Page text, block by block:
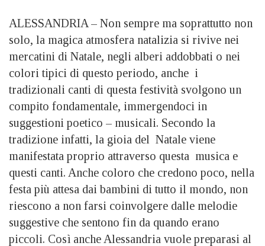
ALESSANDRIA – Non sempre ma soprattutto non
solo, la magica atmosfera natalizia si rivive nei
mercatini di Natale, negli alberi addobbati o nei
colori tipici di questo periodo, anche i
tradizionali canti di questa festività svolgono un
compito fondamentale, immergendoci in
suggestioni poetico – musicali. Secondo la
tradizione infatti, la gioia del Natale viene
manifestata proprio attraverso questa musica e
questi canti. Anche coloro che credono poco, nella
festa più attesa dai bambini di tutto il mondo, non
riescono a non farsi coinvolgere dalle melodie
suggestive che sentono fin da quando erano
piccoli. Così anche Alessandria vuole preparasi al